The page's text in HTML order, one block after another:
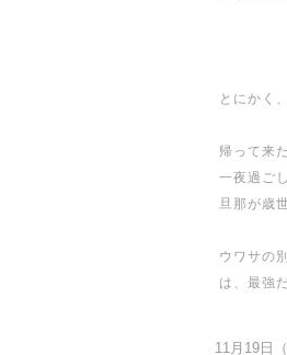
とにかく
帰って来
一夜過ご
旦那が歳
ウワサの
は、最強
11月19日